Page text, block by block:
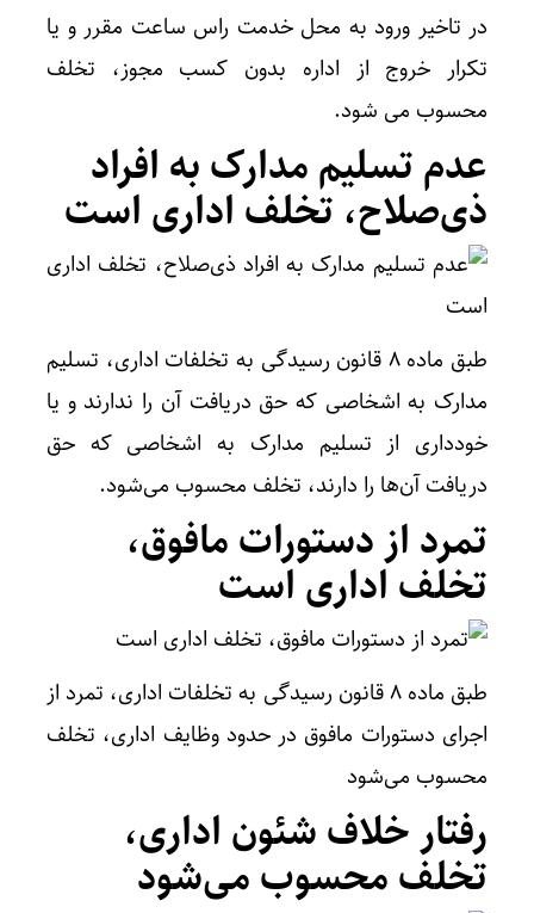
در تاخیر ورود به محل خدمت راس ساعت مقرر و یا
تکرار خروج از اداره بدون کسب مجوز، تخلف
محسوب می شود.
عدم تسلیم مدارک به افراد
ذی‌صلاح، تخلف اداری است
طبق ماده ۸ قانون رسیدگی به تخلفات اداری، تسلیم
مدارک به اشخاصی که حق دریافت آن را ندارند و یا
خودداری از تسلیم مدارک به اشخاصی که حق
دریافت آن‌ها را دارند، تخلف محسوب می‌شود.
تمرد از دستورات مافوق،
تخلف اداری است
طبق ماده ۸ قانون رسیدگی به تخلفات اداری، تمرد از
اجرای دستورات مافوق در حدود وظایف اداری، تخلف
محسوب می‌شود
رفتار خلاف شئون اداری،
تخلف محسوب می‌شود